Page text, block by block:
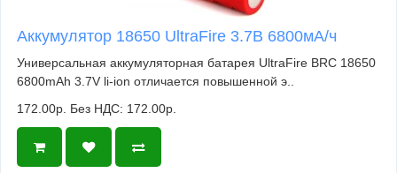
Аккумулятор 18650 UltraFire 3.7В 6800мА/ч
Универсальная аккумуляторная батарея UltraFire BRC 18650
6800mAh 3.7V li-ion отличается повышенной э..
172.00р. Без НДС: 172.00р.